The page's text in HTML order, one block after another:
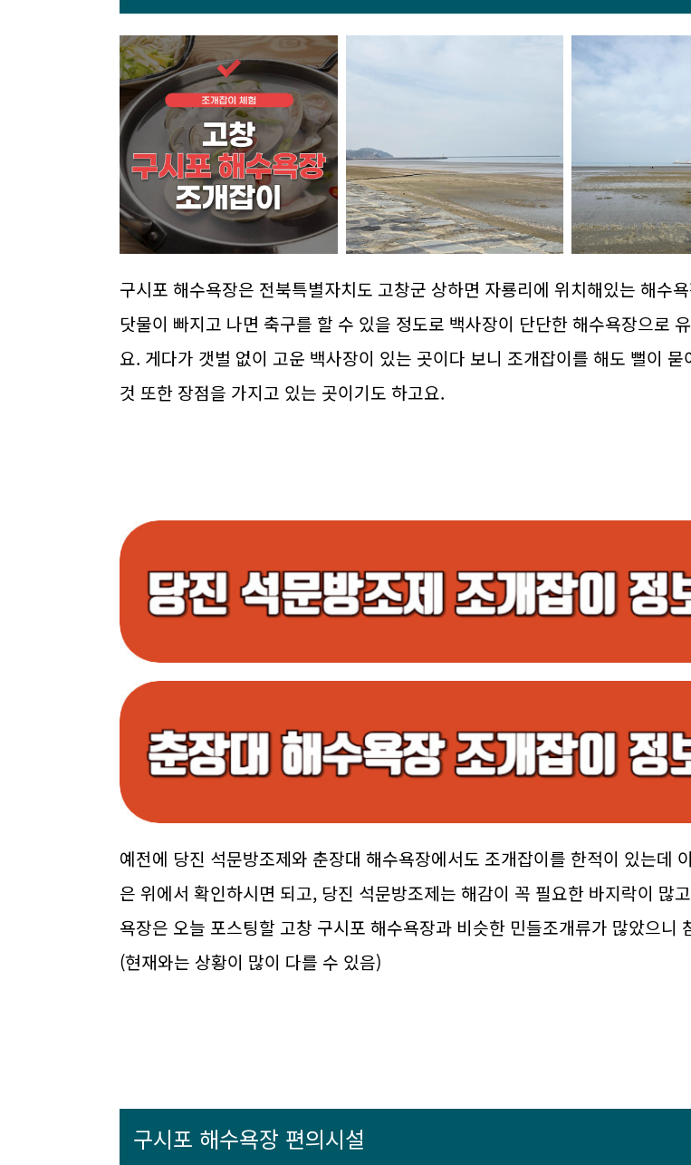
구시포 해수욕장은 전북특별자치도 고창군 상하면 자룡리에 위치해있는 해수
닷물이 빠지고 나면 축구를 할 수 있을 정도로 백사장이 단단한 해수욕장으로
요. 게다가 갯벌 없이 고운 백사장이 있는 곳이다 보니 조개잡이를 해도 뻘이 묻
것 또한 장점을 가지고 있는 곳이기도 하고요.
예전에 당진 석문방조제와 춘장대 해수욕장에서도 조개잡이를 한적이 있는데
은 위에서 확인하시면 되고, 당진 석문방조제는 해감이 꼭 필요한 바지락이 많
욕장은 오늘 포스팅할 고창 구시포 해수욕장과 비슷한 민들조개류가 많았으니
(현재와는 상황이 많이 다를 수 있음)
구시포 해수욕장 편의시설